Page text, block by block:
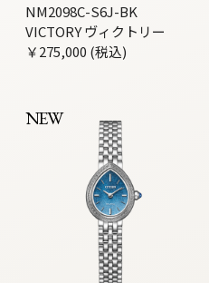
NM2098C-S6J-BK
VICTORY ヴィクトリー
￥275,000 (税込)
NEW